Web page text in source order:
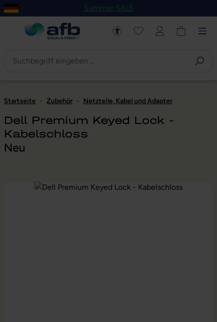
Hauptinhalt springen
Zur Navigation der B2B-Plattform springen
Summer SALE
Startseite - Zubehör - Netzteile, Kabel und Adapter
Dell Premium Keyed Lock -
Kabelschloss
Neu
Bildergalerie überspringen